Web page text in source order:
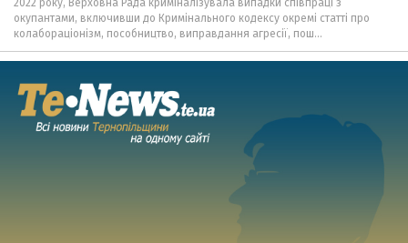
2022 року, Верховна Рада криміналізувала випадки співпраці з
окупантами, включивши до Кримінального кодексу окремі статті про
колабораціонізм, пособництво, виправдання агресії, пош...